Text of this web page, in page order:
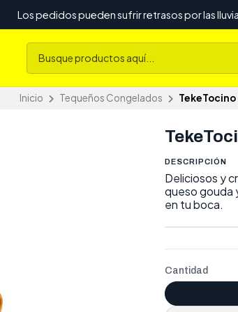
Los pedidos pueden sufrir retrasos por las
Inicio Tequeños Congelados
DESCRIPCIÓN
Deliciosos y
queso gouda
en tu boca.
Cantidad